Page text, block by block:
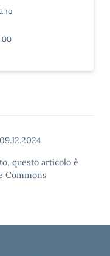
09.12.2024
questo articolo è
Commons